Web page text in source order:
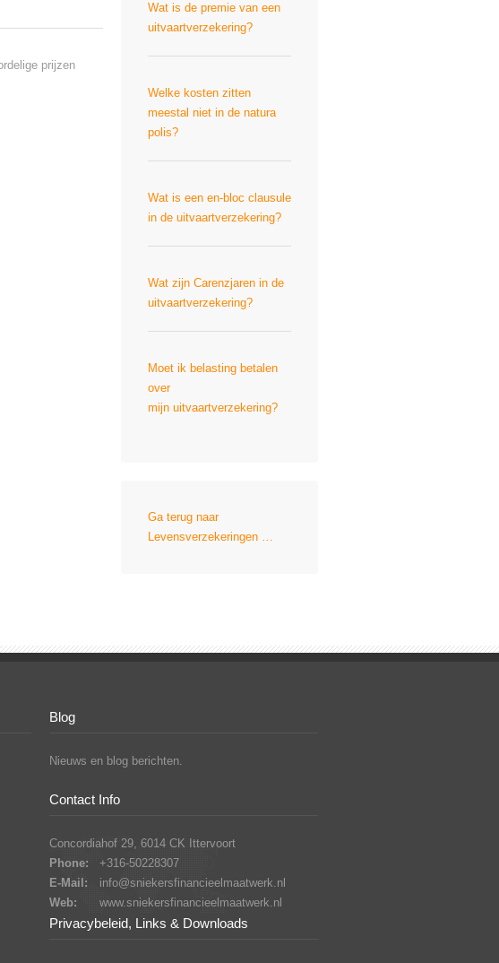
prijzen
Wat is de premie van een
uitvaartverzekering?
Welke kosten zitten
meestal niet in de natura
polis?
Wat is een en-bloc clausule
in de uitvaartverzekering?
Wat zijn Carenzjaren in de
uitvaartverzekering?
Moet ik belasting betalen
over
mijn uitvaartverzekering?
Ga terug naar
Levensverzekeringen …
Blog
Nieuws en blog berichten.
Contact Info
Concordiahof 29, 6014 CK Ittervoort
Phone:
+316-50228307
E-Mail:
info@sniekersfinancieelmaatwerk.nl
Web:
www.sniekersfinancieelmaatwerk.nl
Privacybeleid, Links & Downloads